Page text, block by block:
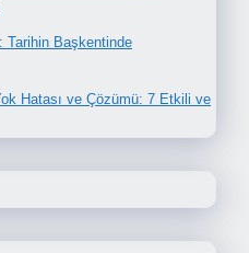
Tarihin Başkentinde
Hatası ve Çözümü: 7 Etkili ve